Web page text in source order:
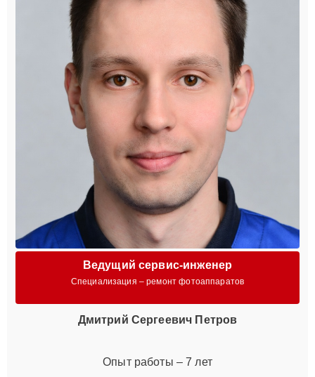
Ведущий сервис-инженер
Специализация – ремонт фотоаппаратов
Дмитрий Сергеевич Петров
Опыт работы – 7 лет